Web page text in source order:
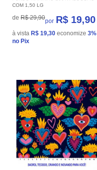
COM 1,50 LG
de R$ 29,90por R$ 19,90
à vista R$ 19,30 economize 3%
no Pix